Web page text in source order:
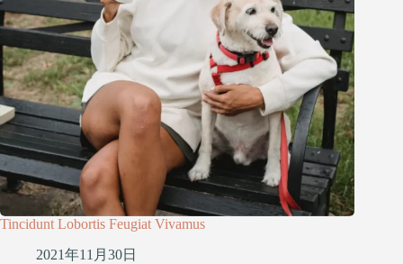
Tincidunt Lobortis Feugiat Vivamus
2021年11月30日